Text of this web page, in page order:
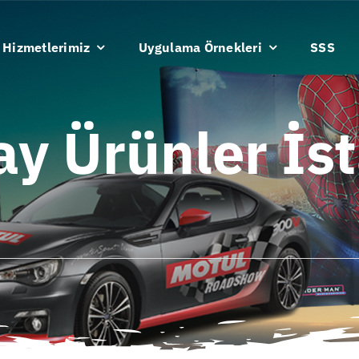
Hizmetlerimiz Uygulama Örnekleri SSS
Ürünler